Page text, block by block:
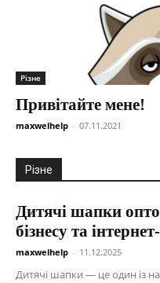
Різне
Привітайте мене!
maxwelhelp - 07.11.2021
Різне
Дитячі шапки
бізнесу та
maxwelhelp - 11.12.2025
Дитячі шапки — це один із